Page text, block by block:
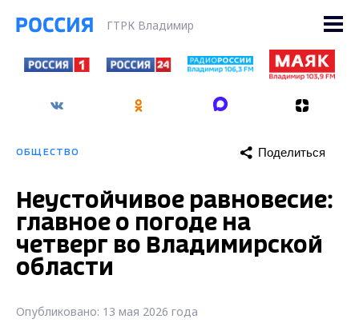
ГТРК Владимир
ОБЩЕСТВО Поделиться
Неустойчивое равновесие:
главное о погоде на
четверг во Владимирской
области
Опубликовано: 13 мая 2026 года